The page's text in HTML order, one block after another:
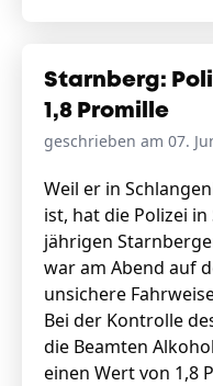
Starnberg:
1,8 Promille
geschrieben am 07.
Weil er in
ist, hat die Polizei
jährigen
war am Abend auf
unsichere
Bei der Kontrolle
die Beamten
einen Wert von 1,8